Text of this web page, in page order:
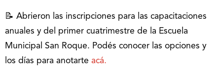
📝 Abrieron las inscripciones para las capacitaciones
anuales y del primer cuatrimestre de la Escuela
Municipal San Roque. Podés conocer las opciones y
los días para anotarte acá.